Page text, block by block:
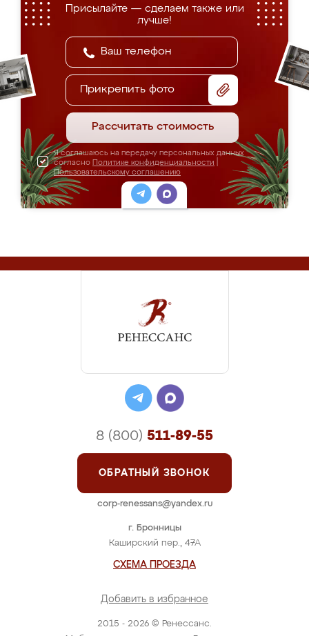
Присылайте — сделаем также или
лучше!
Прикрепить фото
Рассчитать стоимость
Я соглашаюсь на передачу персональных данных
согласно Политике конфиденциальности
Пользовательскому соглашению
2015 - 2026 © Ренессанс.
г. Бронницы
Каширский пер., 47А
СХЕМА ПРОЕЗДА
Добавить в избранное
8 (800) 511-89-55
ОБРАТНЫЙ ЗВОНОК
corp-renessans@yandex.ru